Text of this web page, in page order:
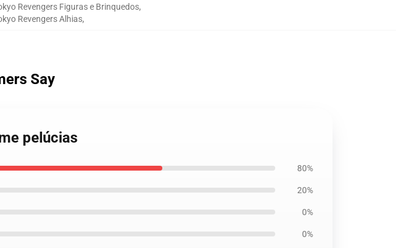
Revengers Figuras e Brinquedos,
Revengers Alhias,
Say
pelúcias
80%
20%
0%
0%